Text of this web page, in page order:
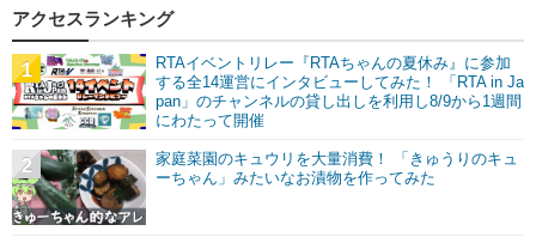
アクセスランキング
RTAイベントリレー『RTAちゃんの夏休み』に参加
する全14運営にインタビューしてみた！ 「RTA in Ja
pan」のチャンネルの貸し出しを利用し8/9から1週間
にわたって開催
1
家庭菜園のキュウリを大量消費！ 「きゅうりのキュ
ーちゃん」みたいなお漬物を作ってみた
2